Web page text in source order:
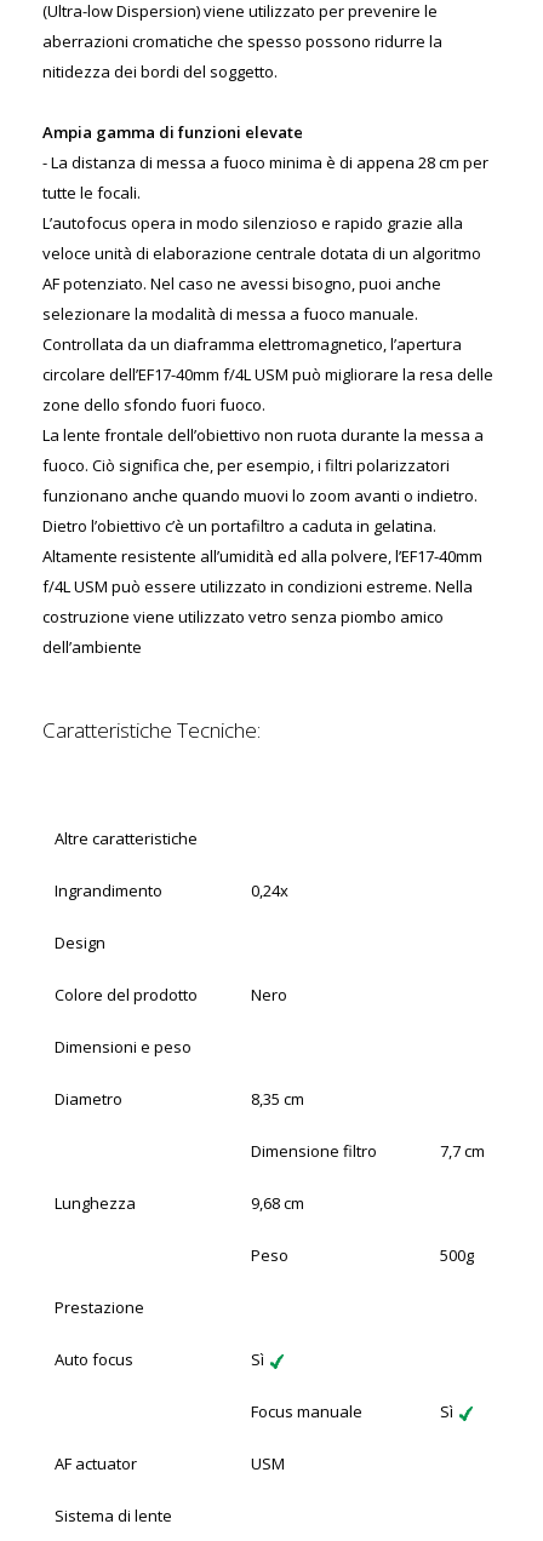
(Ultra-low Dispersion) viene utilizzato per prevenire le
aberrazioni cromatiche che spesso possono ridurre la
nitidezza dei bordi del soggetto.
Ampia gamma di funzioni elevate
- La distanza di messa a fuoco minima è di appena 28 cm per
tutte le focali.
L’autofocus opera in modo silenzioso e rapido grazie alla
veloce unità di elaborazione centrale dotata di un algoritmo
AF potenziato. Nel caso ne avessi bisogno, puoi anche
selezionare la modalità di messa a fuoco manuale.
Controllata da un diaframma elettromagnetico, l’apertura
circolare dell’EF17-40mm f/4L USM può migliorare la resa delle
zone dello sfondo fuori fuoco.
La lente frontale dell’obiettivo non ruota durante la messa a
fuoco. Ciò significa che, per esempio, i filtri polarizzatori
funzionano anche quando muovi lo zoom avanti o indietro.
Dietro l’obiettivo c’è un portafiltro a caduta in gelatina.
Altamente resistente all’umidità ed alla polvere, l’EF17-40mm
f/4L USM può essere utilizzato in condizioni estreme. Nella
costruzione viene utilizzato vetro senza piombo amico
dell’ambiente
Caratteristiche Tecniche:
Altre caratteristiche
Ingrandimento 0,24x
Design
Colore del prodotto Nero
Dimensioni e peso
Diametro 8,35 cm
Dimensione filtro 7,7 cm
Lunghezza 9,68 cm
Peso 500g
Prestazione
Auto focus Sì
Focus manuale Sì
AF actuator USM
Sistema di lente